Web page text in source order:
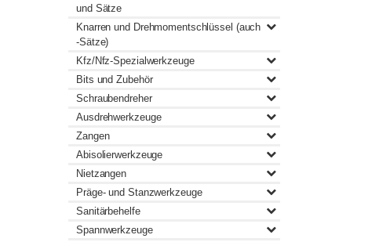
und Sätze
Knarren und Drehmomentschlüssel (auch
-Sätze)
Kfz/Nfz-Spezialwerkzeuge
Bits und Zubehör
Schraubendreher
Ausdrehwerkzeuge
Zangen
Abisolierwerkzeuge
Nietzangen
Präge- und Stanzwerkzeuge
Sanitärbehelfe
Spannwerkzeuge